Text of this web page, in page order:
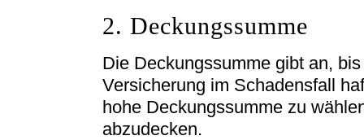
2. Deckungssumme
Die Deckungssumme gibt an,
Versicherung im Schadensfall
hohe Deckungssumme zu
abzudecken.